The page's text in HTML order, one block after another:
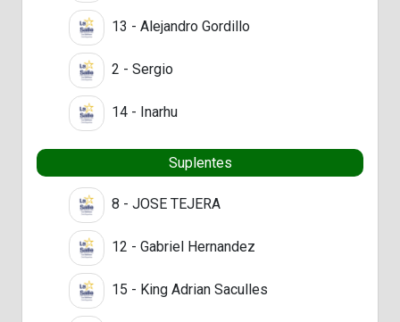
13 - Alejandro Gordillo
2 - Sergio
14 - Inarhu
Suplentes
8 - JOSE TEJERA
12 - Gabriel Hernandez
15 - King Adrian Saculles